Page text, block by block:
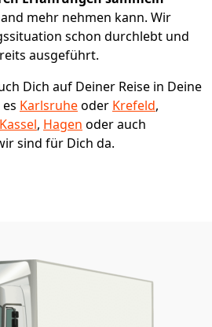
mehr nehmen kann. Wir
schon durchlebt und
ausgeführt.
Dich auf Deiner Reise in Deine
Karlsruheoder Krefeld,
Kassel, Hagen oder auch
sind für Dich da.